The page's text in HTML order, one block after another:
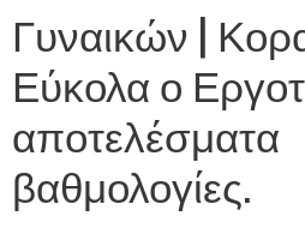
Γυναικών |
Εύκολα ο
αποτελέσματα
βαθμολογίες.